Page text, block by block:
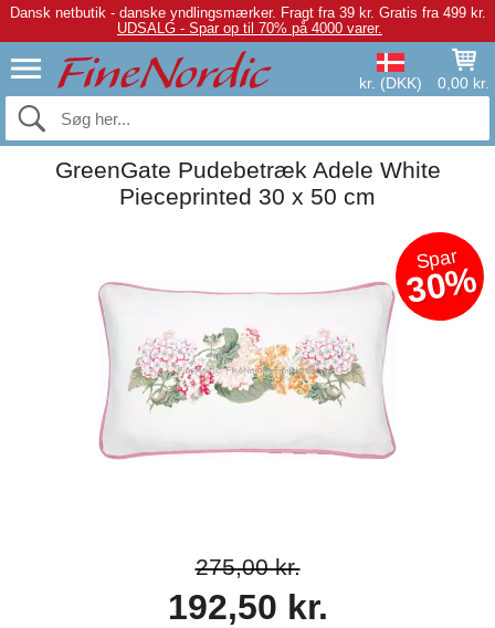
Dansk netbutik - danske yndlingsmærker. Fragt fra 39 kr. Gratis fra 499 kr.
UDSALG - Spar op til 70% på 4000 varer.
kr. (DKK) 0,00 kr.
GreenGate Pudebetræk Adele White
Pieceprinted 30 x 50 cm
Spar
30%
275,00 kr.
192,50 kr.